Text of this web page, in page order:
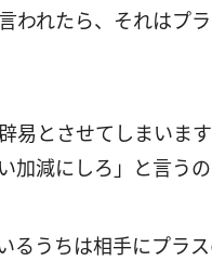
われたら、それはプ
易とさせてしまいま
加減にしろ」と言うの
るうちは相手にプラ